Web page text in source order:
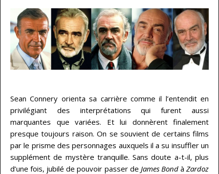
Sean Connery orienta sa carrière comme il l’entendit en
privilégiant des interprétations qui furent aussi
marquantes que variées. Et lui donnèrent finalement
presque toujours raison. On se souvient de certains films
par le prisme des personnages auxquels il a su insuffler un
supplément de mystère tranquille. Sans doute a-t-il, plus
d’une fois, jubilé de pouvoir passer de James BondàZardoz